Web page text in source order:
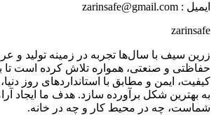
ایمیل : zarinsafe@gmail.com
zarinsafe
زرین سیف با سال‌ها تجربه در زمینه تولید و
حفاظتی و صنعتی، همواره تلاش کرده است تا
کیفیت، ایمن و مطابق با استانداردهای روز
به بهترین شکل برآورده سازد. هدف ما ایجاد
شماست، چه در محیط کار و چه در خانه.